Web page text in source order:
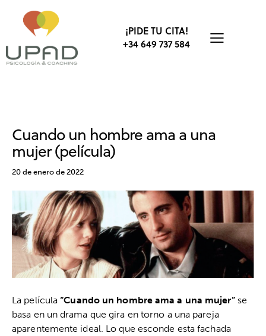
¡PIDE TU CITA!
+34 649 737 584
Cuando un hombre ama a una
mujer (película)
20 de enero de 2022
La película“Cuando un hombre ama a una mujer”se
basa en un drama que gira en torno a una pareja
aparentemente ideal. Lo que esconde esta fachada